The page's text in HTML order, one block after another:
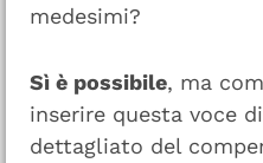
medesimi?
Sì è possibile, ma
inserire questa voce
dettagliato del